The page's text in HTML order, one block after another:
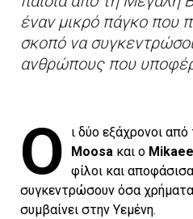
έναν μικρό πάγκο που
σκοπό να
ανθρώπους που
Ο ι δύο εξάχρονοι
Moosa και ο
φίλοι και
συγκεντρώσουν όσα
συμβαίνει στην Υεμένη.